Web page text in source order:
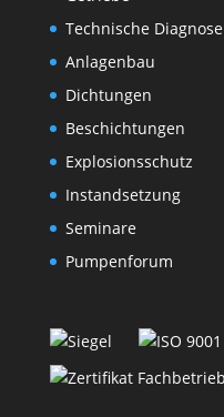
Technische Diagnose
Anlagenbau
Dichtungen
Beschichtungen
Explosionsschutz
Instandsetzung
Seminare
Pumpenforum